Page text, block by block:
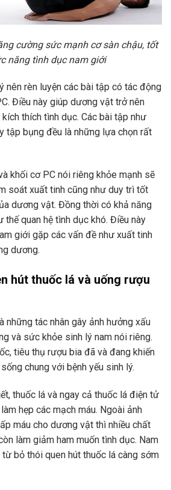
cường sức mạnh cơ sàn chậu, tốt
năng tình dục nam giới
nên rèn luyện các bài tập có tác động
Điều này giúp dương vật trở nên
thích tình dục. Các bài tập như
tập bụng đều là những lựa chọn rất
khối cơ PC nói riêng khỏe mạnh sẽ
soát xuất tinh cũng như duy trì tốt
dương vật. Đồng thời có khả năng
quan hệ tình dục khó. Điều này
giới gặp các vấn đề như xuất tinh
dương.
hút thuốc lá và uống rượu
những tác nhân gây ảnh hưởng xấu
và sức khỏe sinh lý nam nói riêng.
tiêu thụ rượu bia đã và đang khiến
chung với bệnh yếu sinh lý.
thuốc lá và ngay cả thuốc lá điện tử
hẹp các mạch máu. Ngoài ảnh
máu cho dương vật thì nhiều chất
làm giảm ham muốn tình dục. Nam
bỏ thói quen hút thuốc lá càng sớm